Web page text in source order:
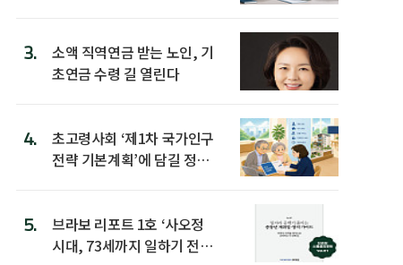
3.
소액 직역연금 받는 노인, 기
초연금 수령 길 열린다
4.
초고령사회 ‘제1차 국가인구
전략 기본계획’에 담길 정책
5.
브라보 리포트 1호 ‘사오정
시대, 73세까지 일하기 전략’